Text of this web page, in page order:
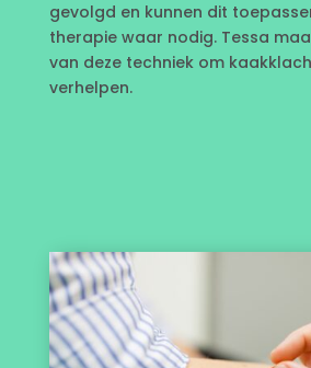
gevolgd en kunnen dit
therapie waar nodig. Tessa
van deze techniek om
verhelpen.